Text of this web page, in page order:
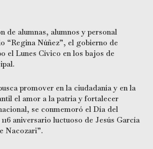
de alumnas, alumnos y personal
“Regina Núñez”, el gobierno de
el Lunes Cívico en los bajos de
promover en la ciudadanía y en la
el amor a la patria y fortalecer
se conmemoró el Día del
aniversario luctuoso de Jesús García
Nacozari”.